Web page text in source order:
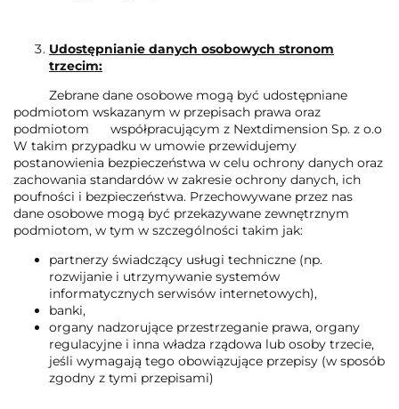
Udostępnianie danych osobowych stronom
trzecim:
Zebrane dane osobowe mogą być udostępniane
podmiotom wskazanym w przepisach prawa oraz
podmiotom współpracującym z Nextdimension Sp. z o.o
W takim przypadku w umowie przewidujemy
postanowienia bezpieczeństwa w celu ochrony danych oraz
zachowania standardów w zakresie ochrony danych, ich
poufności i bezpieczeństwa. Przechowywane przez nas
dane osobowe mogą być przekazywane zewnętrznym
podmiotom, w tym w szczególności takim jak:
partnerzy świadczący usługi techniczne (np.
rozwijanie i utrzymywanie systemów
informatycznych serwisów internetowych),
banki,
organy nadzorujące przestrzeganie prawa, organy
regulacyjne i inna władza rządowa lub osoby trzecie,
jeśli wymagają tego obowiązujące przepisy (w sposób
zgodny z tymi przepisami)